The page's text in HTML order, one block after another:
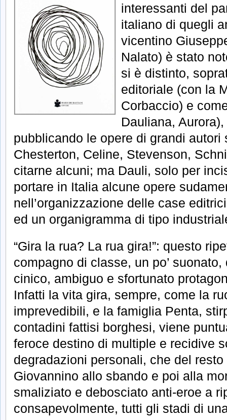
interessanti del
italiano di quegli
vicentino
Nalato) è stato
si è distinto,
editoriale (con la
Corbaccio) e
Dauliana,
pubblicando le opere di grandi autori
Chesterton, Celine, Stevenson,
citarne alcuni; ma Dauli, solo per
portare in Italia alcune opere
nell’organizzazione delle case
ed un organigramma di tipo
“Gira la rua? La rua gira!”: questo
compagno di classe, un po’
cinico, ambiguo e sfortunato
Infatti la vita gira, sempre, come la
imprevedibili, e la famiglia Penta,
contadini fattisi borghesi, viene
feroce destino di multiple e recidive
degradazioni personali, che del
Giovannino allo sbando e poi alla
smaliziato e debosciato anti-eroe a
consapevolmente, tutti gli stadi di